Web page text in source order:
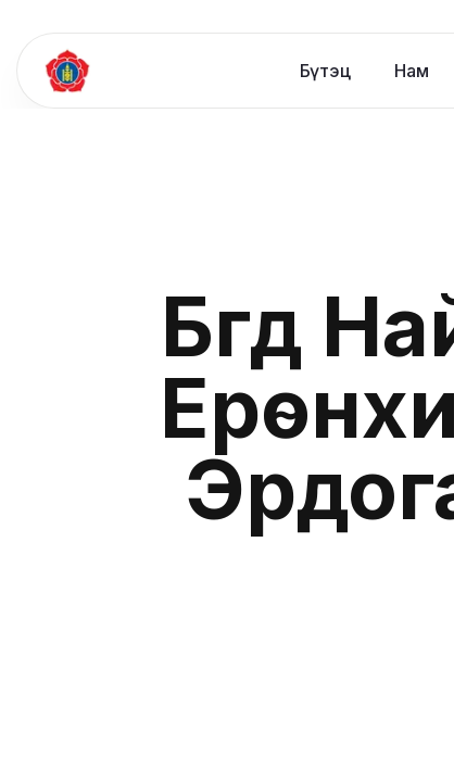
Бүтэц Нам
Бүгд